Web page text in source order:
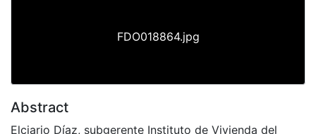
FDO018864.jpg
Abstract
Elciario Díaz, subgerente Instituto de Vivienda del